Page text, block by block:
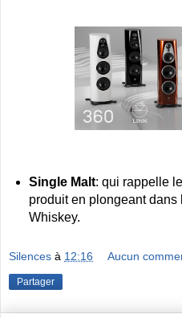
Single Malt: qui rappelle
produit en plongeant
Whiskey.
Silences à 12:16 Aucun
Partager